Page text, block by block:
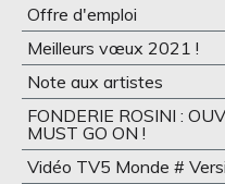
Offre d'emploi
Meilleurs vœux 2021 !
Note aux artistes
FONDERIE ROSINI :
MUST GO ON !
Vidéo TV5 Monde #